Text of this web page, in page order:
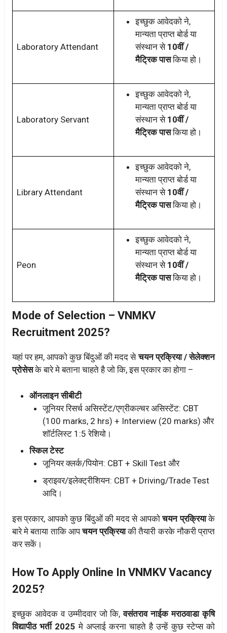
Laboratory Attendant
इच्छुक आवेदको ने,
मान्यता प्राप्त बोर्ड या
संस्थान से 10वीं /
मैट्रिक पासकिया हो।
Laboratory Servant
इच्छुक आवेदको ने,
मान्यता प्राप्त बोर्ड या
संस्थान से 10वीं /
मैट्रिक पासकिया हो।
Library Attendant
इच्छुक आवेदको ने,
मान्यता प्राप्त बोर्ड या
संस्थान से 10वीं /
मैट्रिक पासकिया हो।
Peon
इच्छुक आवेदको ने,
मान्यता प्राप्त बोर्ड या
संस्थान से 10वीं /
मैट्रिक पासकिया हो।
Mode of Selection – VNMKV
Recruitment 2025?
यहां पर हम, आपको कुछ बिंदुओं की मदद सेचयन प्रक्रिया / सेलेक्शन
प्रोसेसके बारे मे बताना चाहते है जो कि, इस प्रकार का होगा –
ऑनलाइन सीबीटी
जूनियर रिसर्च असिस्टेंट/एग्रीकल्चर असिस्टेंट: CBT
(100 marks, 2 hrs) + Interview (20 marks) और
शॉर्टलिस्ट 1:5 रेशियो।
स्किल टेस्ट
जूनियर क्लर्क/पियोन: CBT + Skill Test और
ड्राइवर/इलेक्ट्रीशियन: CBT + Driving/Trade Test
आदि।
इस प्रकार, आपको कुछ बिंदुओं की मदद से आपकोचयन प्रक्रियाके
बारे मे बताया ताकि आपचयन प्रक्रियाकी तैयारी करके नौकरी प्राप्त
कर सकें।
How To Apply Online In VNMKV Vacancy
2025?
इच्छुक आवेदक व उम्मीदवार जो कि,वसंतराव नाईक मराठवाडा कृषि
विद्यापीठ भर्ती 2025मे अप्लाई करना चाहते है उन्हें कुछ स्टेप्स को